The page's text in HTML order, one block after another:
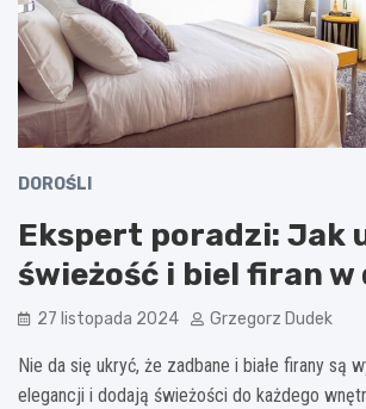
DOROŚLI
Ekspert poradzi: Jak
świeżość i biel firan w
27 listopada 2024 Grzegorz Dudek
Nie da się ukryć, że zadbane i białe firany są
elegancji i dodają świeżości do każdego